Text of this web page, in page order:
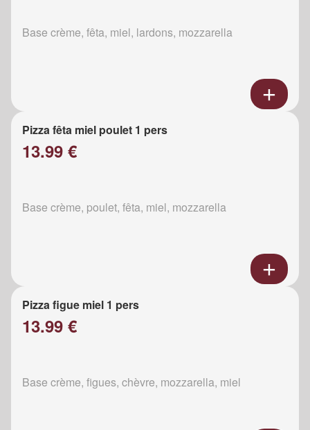
Base crème, fêta, miel, lardons, mozzarella
Pizza fêta miel poulet 1 pers
13.99 €
Base crème, poulet, fêta, miel, mozzarella
Pizza figue miel 1 pers
13.99 €
Base crème, figues, chèvre, mozzarella, miel